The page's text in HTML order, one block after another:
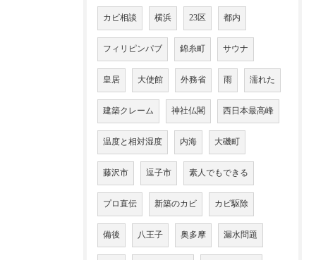
カビ相談 横浜 23区 都内
フィリピンパブ 錦糸町 サウナ
皇居 大使館 外務省 雨 濡れた
建築クレーム 神社仏閣 西日本最高峰
温度と相対湿度 内海 大磯町
藤沢市 逗子市 素人でもできる
プロ直伝 新築のカビ カビ駆除
備後 八王子 奥多摩 漏水問題